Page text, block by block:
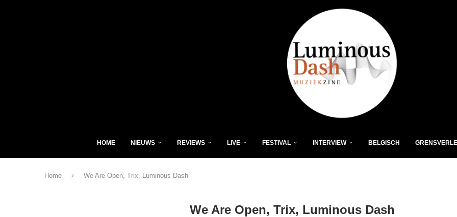
HOME NIEUWS REVIEWS LIVE FESTIVAL INTERVIEW BELGISCH
Home We Are Open, Trix, Luminous Dash
We Are Open, Trix, Luminous Dash